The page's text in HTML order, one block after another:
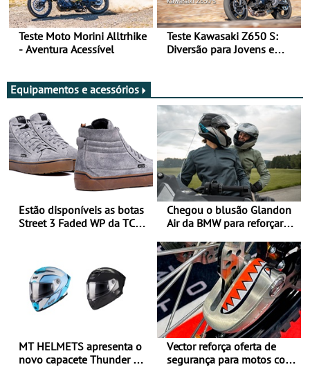
Teste Moto Morini Alltrhike
- Aventura Acessível
Teste Kawasaki Z650 S:
Diversão para Jovens e
Equipamentos e acessórios
Estão disponíveis as botas
Street 3 Faded WP da TCX
Chegou o blusão Glandon
Air da BMW para reforçar
verão
MT HELMETS apresenta o
novo capacete Thunder 4 R
Vector reforça oferta de
segurança para motos com